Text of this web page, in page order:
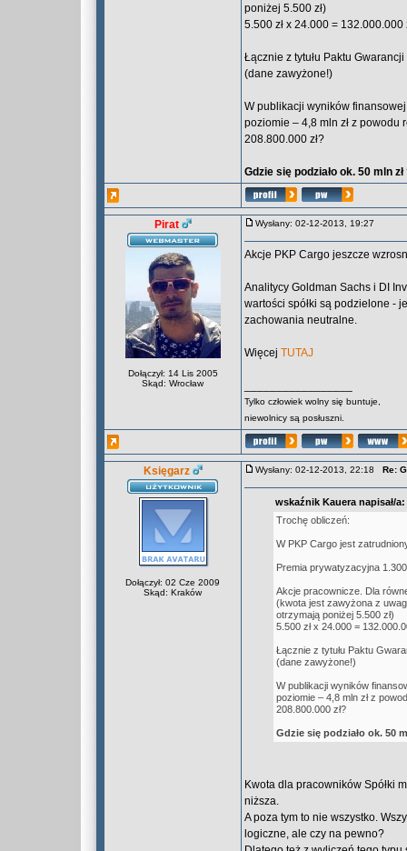
poniżej 5.500 zł)
5.500 zł x 24.000 = 132.000.000
Łącznie z tytułu Paktu
(dane zawyżone!)
W publikacji wyników finansowej
poziomie – 4,8 mln zł z
208.800.000 zł?
Gdzie się podziało ok. 50 mln
Pirat
Dołączył: 14 Lis 2005
Skąd: Wrocław
Wysłany: 02-12-2013, 19:27
Akcje PKP Cargo jeszcze
Analitycy Goldman Sachs i DI
wartości spółki są podzielone -
zachowania neutralne.
Więcej TUTAJ
Tylko człowiek wolny się buntuje,
niewolnicy są posłuszni.
Księgarz
Dołączył: 02 Cze 2009
Skąd: Kraków
Wysłany: 02-12-2013, 22:18 Re:
wskaźnik Kauera napisał/a:
Trochę obliczeń:
W PKP Cargo jest
Premia prywatyzacyjna
Akcje pracownicze. Dla
(kwota jest zawyżona z
otrzymają poniżej 5.500 zł)
5.500 zł x 24.000 =
Łącznie z tytułu Paktu
(dane zawyżone!)
W publikacji wyników
poziomie – 4,8 mln zł z
208.800.000 zł?
Gdzie się podziało ok. 50
Kwota dla pracowników Spółki
niższa.
A poza tym to nie wszystko.
logiczne, ale czy na pewno?